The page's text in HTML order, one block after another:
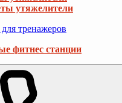
утяжелители
тренажеров
фитнес станции